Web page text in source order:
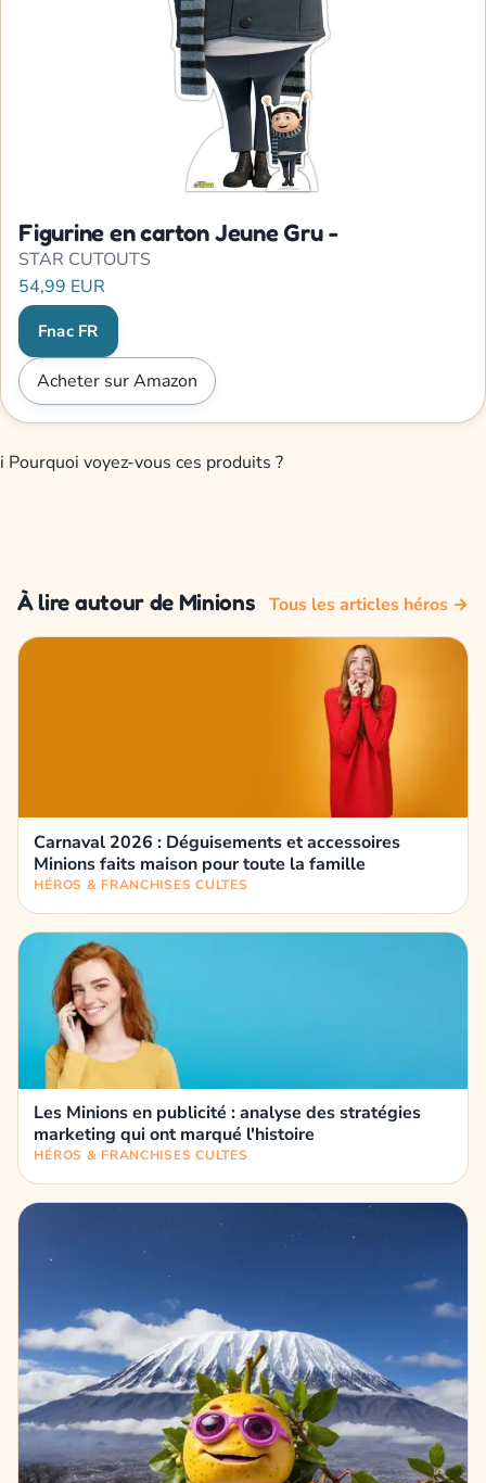
Figurine en carton Jeune Gru -
STAR CUTOUTS
54,99 EUR
Fnac FR
Acheter sur Amazon
i Pourquoi voyez-vous ces produits ?
À lire autour de Minions Tous les articles héros →
Carnaval 2026 : Déguisements et accessoires
Minions faits maison pour toute la famille
HÉROS & FRANCHISES CULTES
Les Minions en publicité : analyse des stratégies
marketing qui ont marqué l'histoire
HÉROS & FRANCHISES CULTES